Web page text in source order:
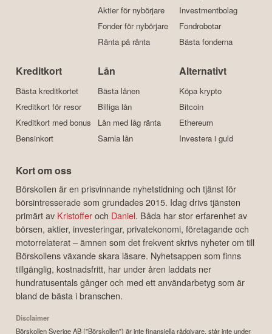
Aktier för nybörjare
Fonder för nybörjare
Ränta på ränta
Investmentbolag
Fondrobotar
Bästa fonderna
Kreditkort
Bästa kreditkortet
Kreditkort för resor
Kreditkort med bonus
Bensinkort
Lån
Bästa lånen
Billiga lån
Lån med låg ränta
Samla lån
Alternativt
Köpa krypto
Bitcoin
Ethereum
Investera i guld
Kort om oss
Börskollen är en prisvinnande nyhetstidning och tjänst för
börsintresserade som grundades 2015. Idag drivs tjänsten
primärt av Kristofferoch Daniel. Båda har stor erfarenhet av
börsen, aktier, investeringar, privatekonomi, företagande och
motorrelaterat – ämnen som det frekvent skrivs nyheter om till
Börskollens växande skara läsare. Nyhetsappen som finns
tillgänglig, kostnadsfritt, har under åren laddats ner
hundratusentals gånger och med ett användarbetyg som är
bland de bästa i branschen.
Disclaimer
Börskollen Sverige AB ("Börskollen") är inte finansiella rådgivare, står inte under